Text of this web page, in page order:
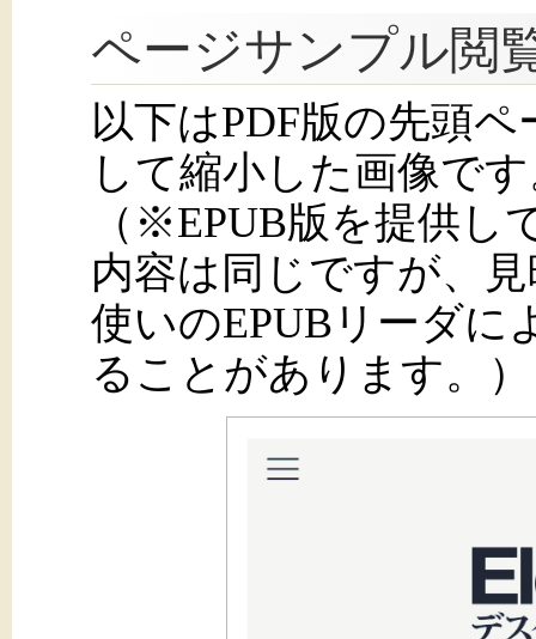
ページサンプル閲
以下はPDF版の先頭
して縮小した画像で
（※EPUB版を提供し
内容は同じですが、
使いのEPUBリーダに
ることがあります。）